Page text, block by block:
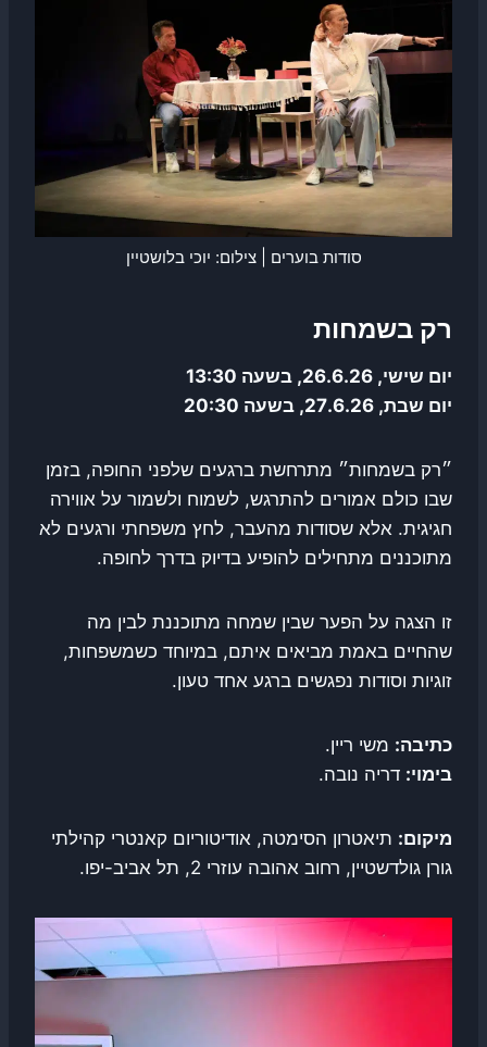
סודות בוערים | צילום: יוכי בלושטיין
רק בשמחות
יום שישי, 26.6.26, בשעה 13:30
יום שבת, 27.6.26, בשעה 20:30
״רק בשמחות״ מתרחשת ברגעים שלפני החופה, בזמן
שבו כולם אמורים להתרגש, לשמוח ולשמור על אווירה
חגיגית. אלא שסודות מהעבר, לחץ משפחתי ורגעים לא
מתוכננים מתחילים להופיע בדיוק בדרך לחופה.
זו הצגה על הפער שבין שמחה מתוכננת לבין מה
שהחיים באמת מביאים איתם, במיוחד כשמשפחות,
זוגיות וסודות נפגשים ברגע אחד טעון.
כתיבה: משי ריין.
בימוי: דריה נובה.
מיקום: תיאטרון הסימטה, אודיטוריום קאנטרי קהילתי
גורן גולדשטיין, רחוב אהובה עוזרי 2, תל אביב-יפו.